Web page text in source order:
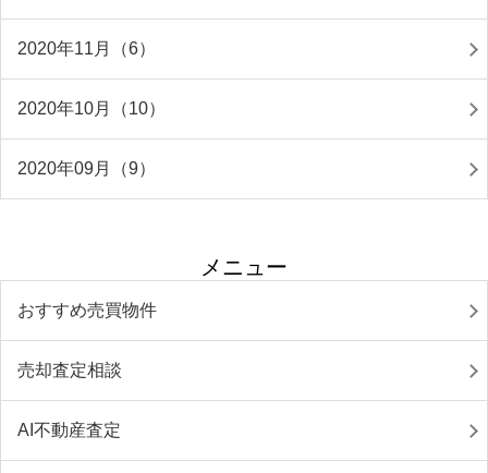
2020年11月（6）
2020年10月（10）
2020年09月（9）
メニュー
おすすめ売買物件
売却査定相談
AI不動産査定